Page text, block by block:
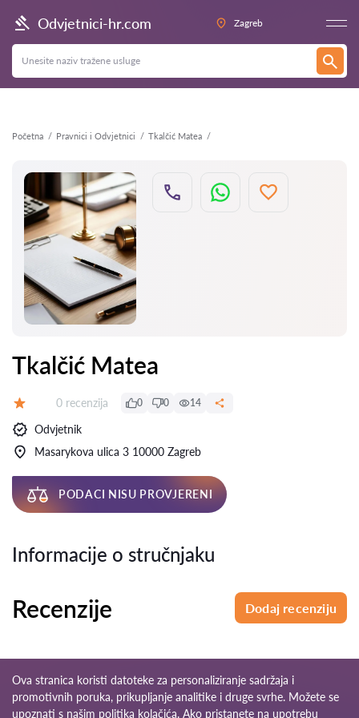
Odvjetnici-hr.com Zagreb
Početna Pravnici i Odvjetnici Tkalčić Matea
Natrag
Tkalčić Matea
Recenzija:
0 recenzija 0 0 14
Odvjetnik
Masarykova ulica 3 10000 Zagreb
PODACI NISU PROVJERENI
Informacije o stručnjaku
Recenzije Dodaj recenziju
Ova stranica koristi datoteke za personaliziranje sadržaja i
promotivnih poruka, prikupljanje analitike i druge svrhe. Možete se
upoznati s našim politika kolačića. Ako pristanete na upotrebu